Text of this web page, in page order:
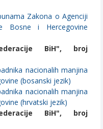
Zakona o Agenciji
Bosne i Hercegovine
BiH", broj
nacionalih manjina
(bosanski jezik)
nacionalih manjina
(hrvatski jezik)
BiH", broj